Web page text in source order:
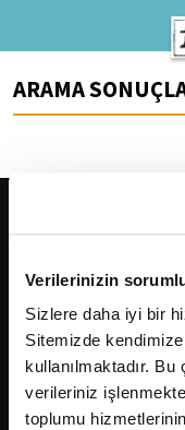
Verilerinizin
Sizlere daha iyi bir
Sitemizde
kullanılmaktadır.
verileriniz
toplumu
ARAMA
2026Fikriyat. Tüm